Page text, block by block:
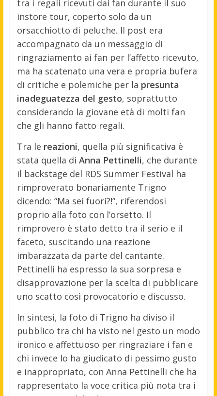
tra i regali ricevuti dai fan durante il suo
instore tour, coperto solo da un
orsacchiotto di peluche. Il post era
accompagnato da un messaggio di
ringraziamento ai fan per l’affetto ricevuto,
ma ha scatenato una vera e propria bufera
di critiche e polemiche per la presunta
inadeguatezza del gesto, soprattutto
considerando la giovane età di molti fan
che gli hanno fatto regali.
Tra le reazioni, quella più significativa è
stata quella di Anna Pettinelli, che durante
il backstage del RDS Summer Festival ha
rimproverato bonariamente Trigno
dicendo: “Ma sei fuori?!”, riferendosi
proprio alla foto con l’orsetto. Il
rimprovero è stato detto tra il serio e il
faceto, suscitando una reazione
imbarazzata da parte del cantante.
Pettinelli ha espresso la sua sorpresa e
disapprovazione per la scelta di pubblicare
uno scatto così provocatorio e discusso.
In sintesi, la foto di Trigno ha diviso il
pubblico tra chi ha visto nel gesto un modo
ironico e affettuoso per ringraziare i fan e
chi invece lo ha giudicato di pessimo gusto
e inappropriato, con Anna Pettinelli che ha
rappresentato la voce critica più nota tra i